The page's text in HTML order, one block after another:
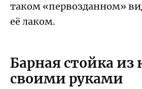
таком «первозданном»
её лаком.
Барная стойка из
своими руками